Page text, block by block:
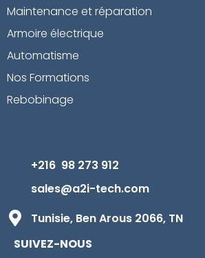
Maintenance et réparation
Armoire électrique
Automatisme
Nos Formations
Rebobinage
+216 98 273 912
sales@a2i-tech.com
Tunisie, Ben Arous 2066, TN
SUIVEZ-NOUS